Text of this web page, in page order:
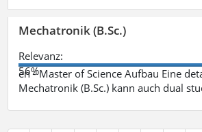
Mechatronik (B.Sc.)
Relevanz:
56%
en - Master of Science Aufbau Eine
Mechatronik (B.Sc.) kann auch dual